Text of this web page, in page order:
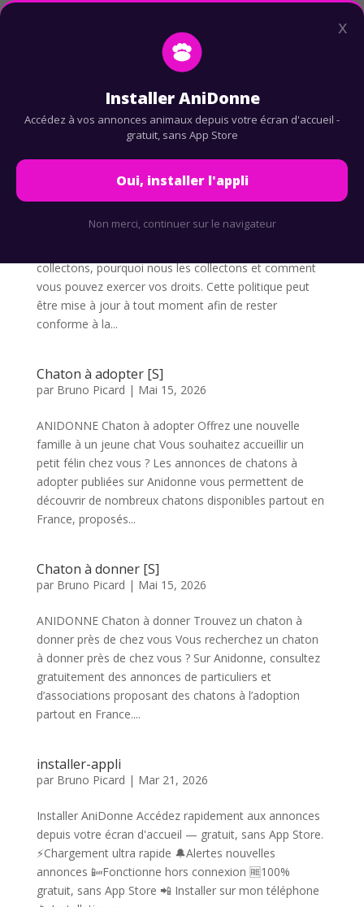
Politique de confidentialité
Politique de confidentialité Anidonne Cette page vous
collectons, pourquoi nous les collectons et comment
vous pouvez exercer vos droits. Cette politique peut
être mise à jour à tout moment afin de rester
conforme à la...
Chaton à adopter [S]
par Bruno Picard | Mai 15, 2026
ANIDONNE Chaton à adopter Offrez une nouvelle
famille à un jeune chat Vous souhaitez accueillir un
petit félin chez vous ? Les annonces de chatons à
adopter publiées sur Anidonne vous permettent de
découvrir de nombreux chatons disponibles partout en
France, proposés...
Chaton à donner [S]
par Bruno Picard | Mai 15, 2026
ANIDONNE Chaton à donner Trouvez un chaton à
donner près de chez vous Vous recherchez un chaton
à donner près de chez vous ? Sur Anidonne, consultez
gratuitement des annonces de particuliers et
d’associations proposant des chatons à l’adoption
partout en France....
installer-appli
par Bruno Picard | Mar 21, 2026
Installer AniDonne Accédez rapidement aux annonces
depuis votre écran d'accueil — gratuit, sans App Store.
⚡Chargement ultra rapide 🔔Alertes nouvelles
annonces 📴Fonctionne hors connexion 🆓100%
gratuit, sans App Store 📲 Installer sur mon téléphone
x
Installer AniDonne
Accédez à vos annonces animaux depuis votre écran d'accueil -
gratuit, sans App Store
Oui, installer l'appli
Non merci, continuer sur le navigateur